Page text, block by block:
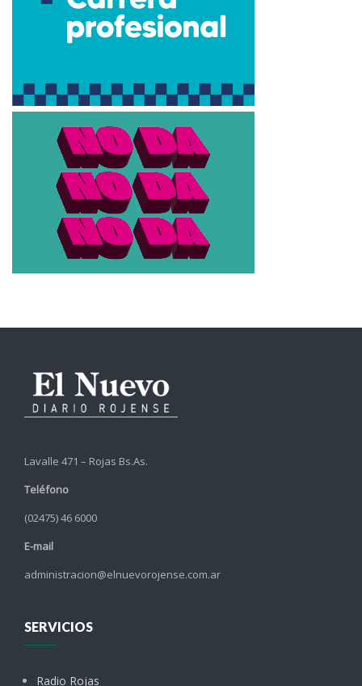
Lavalle 471 – Rojas Bs.As.
Teléfono
(02475) 46 6000
E-mail
administracion@elnuevorojense.com.ar
SERVICIOS
Radio Rojas